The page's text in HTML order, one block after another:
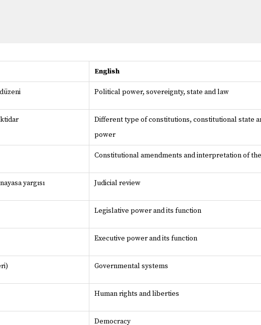
English
Political power, sovereignty, state and law
Different type of constitutions, constitutional state
power
Constitutional amendments and interpretation of
yargısı Judicial review
Legislative power and its function
Executive power and its function
Governmental systems
Human rights and liberties
Democracy